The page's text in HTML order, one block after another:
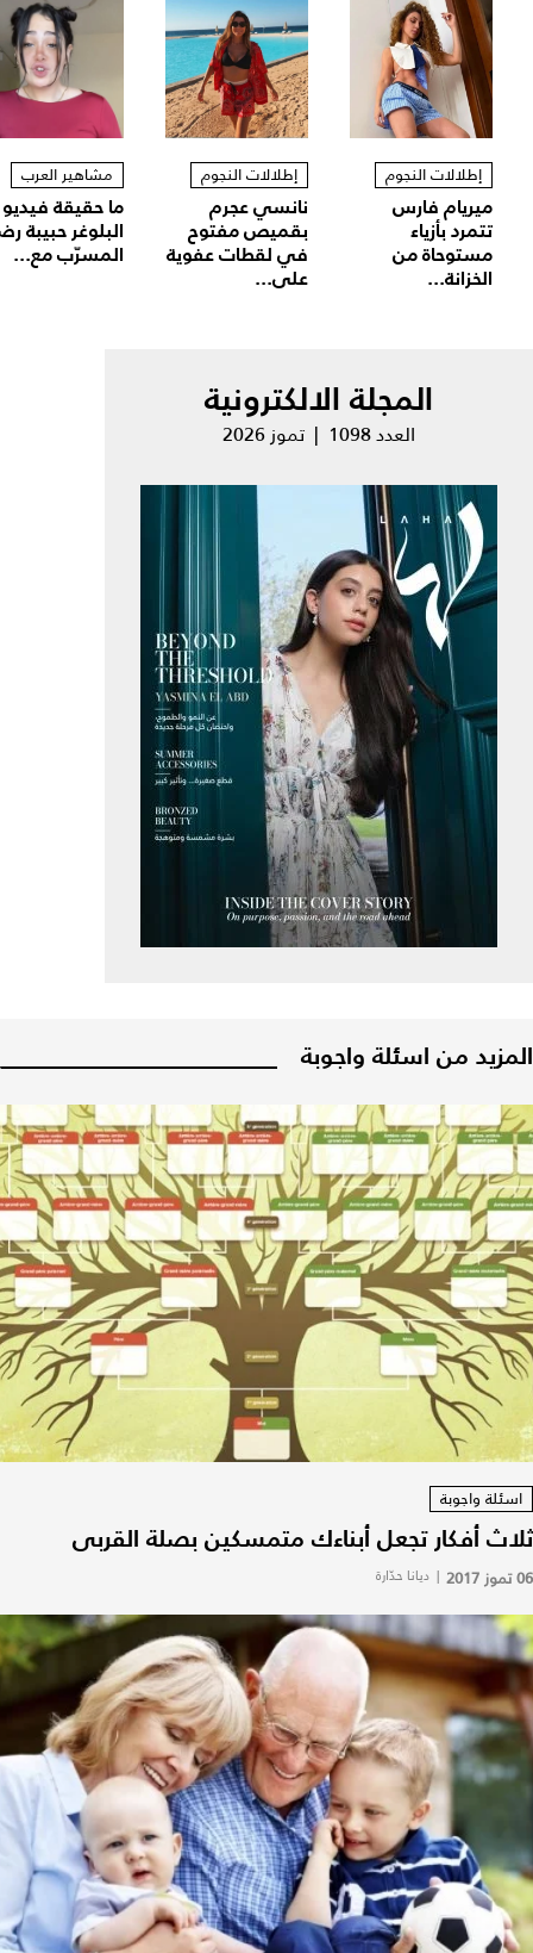
إطلالات النجوم
ميريام فارس
تتمرد بأزياء
مستوحاة من
الخزانة...
إطلالات النجوم
نانسي عجرم
بقميص مفتوح
في لقطات عفوية
على...
مشاهير العرب
ما حقيقة فيديو
البلوغر حبيبة
المسرّب مع...
المجلة الالكترونية
العدد 1098 | تموز 2026
المزيد من اسئلة واجوبة
اسئلة واجوبة
ثلاث أفكار تجعل أبناءك متمسكين بصلة القربى
06 تموز 2017 | ديانا حدّارة